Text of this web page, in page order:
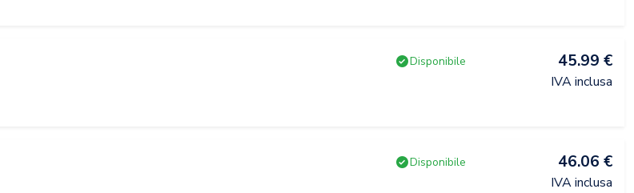
Disponibile 45.99 €
IVA inclusa
Disponibile 46.06 €
IVA inclusa